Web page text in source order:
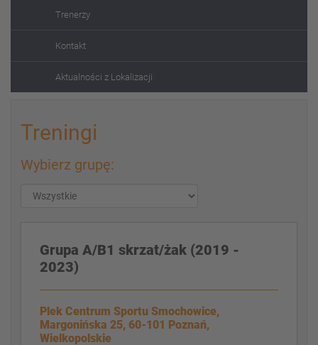
Trenerzy
Kontakt
Aktualności z Lokalizacji
Treningi
Wybierz grupę:
Grupa A/B1 skrzat/żak (2019 -
2023)
Plek Centrum Sportu Smochowice,
Margonińska 25, 60-101 Poznań,
Wielkopolskie